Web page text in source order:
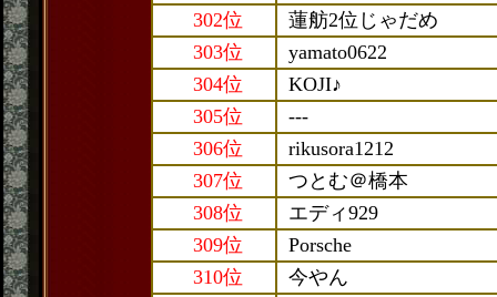
302位
蓮舫2位じゃだめ
303位
yamato0622
304位
KOJI♪
305位
---
306位
rikusora1212
307位
つとむ＠橋本
308位
エディ929
309位
Porsche
310位
今やん